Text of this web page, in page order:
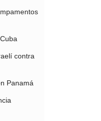
contra
Panamá